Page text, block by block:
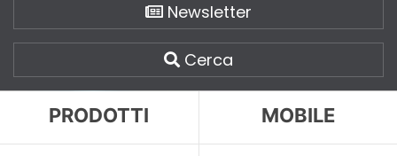
Newsletter
Cerca
PRODOTTI MOBILE